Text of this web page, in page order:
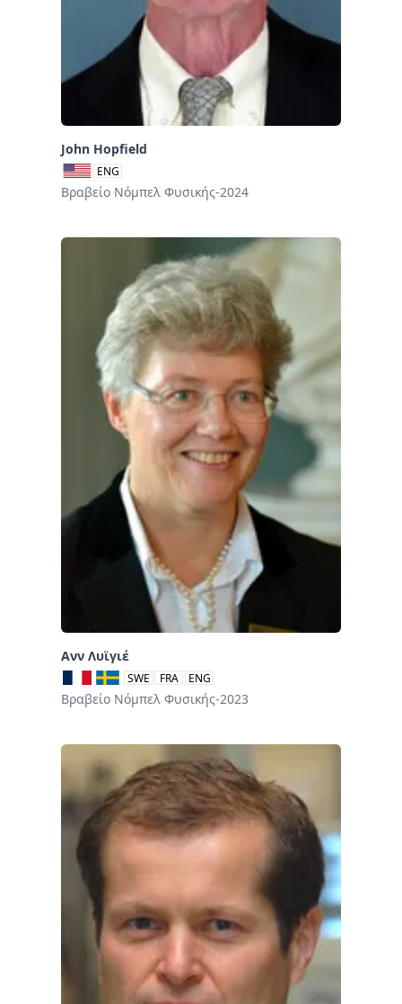
John Hopfield
ENG
Βραβείο Νόμπελ Φυσικής-2024
Ανν Λυϊγιέ
SWE FRA ENG
Βραβείο Νόμπελ Φυσικής-2023